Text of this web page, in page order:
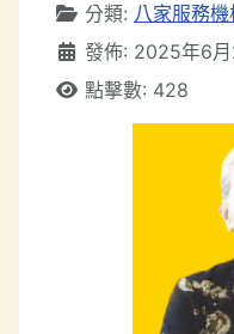
分類: 八家服務
發佈: 2025年6月
點擊數: 428